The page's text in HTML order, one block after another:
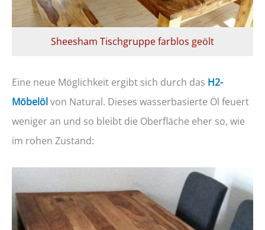
Sheesham Tischgruppe farblos geölt
Eine neue Möglichkeit ergibt sich durch das H2-
Möbelölvon Natural. Dieses wasserbasierte Öl feuert
weniger an und so bleibt die Oberfläche eher so, wie
im rohen Zustand: